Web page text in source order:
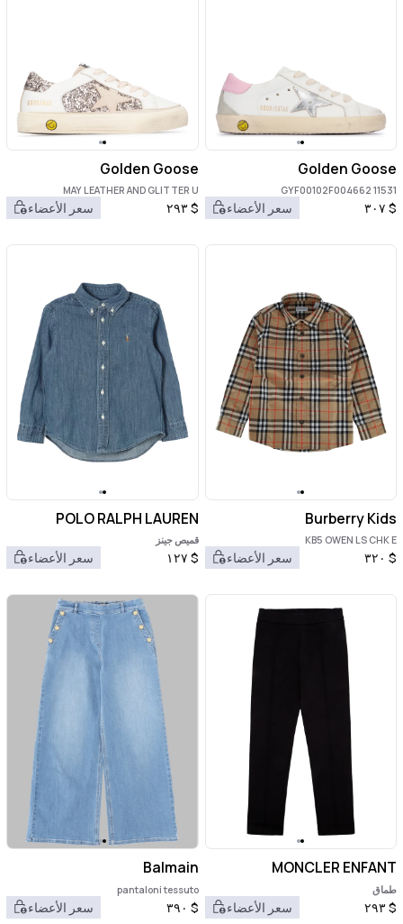
Golden Goose
GYF00102F004662 11531
$ ٣٠٧ سعر الأعضاء
Golden Goose
MAY LEATHER AND GLITTER U
$٢٩٣ سعر الأعضاء
Burberry Kids
KB5 OWEN LS CHK E
$ ٣٢٠ سعر الأعضاء
POLO RALPH LAUREN
قميص جينز
$ ١٢٧ سعر الأعضاء
MONCLER ENFANT
طماق
$٢٩٣ سعر الأعضاء
Balmain
pantaloni tessuto
$ ٣٩٠ سعر الأعضاء